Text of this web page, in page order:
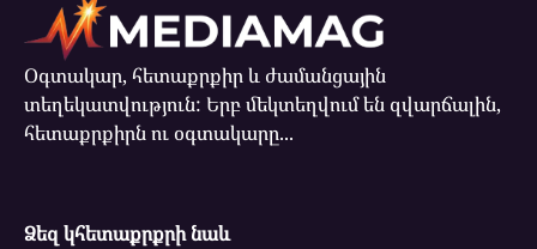
Օգտակար, հետաքրքիր և ժամանցային
տեղեկատվություն: Երբ մեկտեղվում են զվարճալին,
հետաքրքիրն ու օգտակարը...
Ձեզ կհետաքրքրի նաև